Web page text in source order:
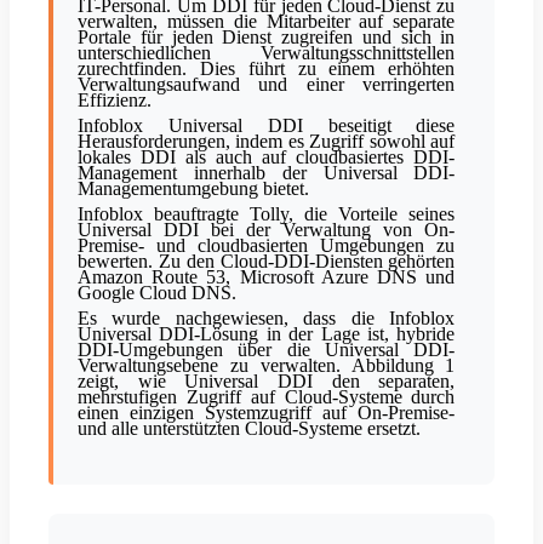
IT-Personal. Um DDI für jeden Cloud-Dienst zu
verwalten, müssen die Mitarbeiter auf separate
Portale für jeden Dienst zugreifen und sich in
unterschiedlichen Verwaltungsschnittstellen
zurechtfinden. Dies führt zu einem erhöhten
Verwaltungsaufwand und einer verringerten
Effizienz.
Infoblox Universal DDI beseitigt diese
Herausforderungen, indem es Zugriff sowohl auf
lokales DDI als auch auf cloudbasiertes DDI-
Management innerhalb der Universal DDI-
Managementumgebung bietet.
Infoblox beauftragte Tolly, die Vorteile seines
Universal DDI bei der Verwaltung von On-
Premise- und cloudbasierten Umgebungen zu
bewerten. Zu den Cloud-DDI-Diensten gehörten
Amazon Route 53, Microsoft Azure DNS und
Google Cloud DNS.
Es wurde nachgewiesen, dass die Infoblox
Universal DDI-Lösung in der Lage ist, hybride
DDI-Umgebungen über die Universal DDI-
Verwaltungsebene zu verwalten. Abbildung 1
zeigt, wie Universal DDI den separaten,
mehrstufigen Zugriff auf Cloud-Systeme durch
einen einzigen Systemzugriff auf On-Premise-
und alle unterstützten Cloud-Systeme ersetzt.